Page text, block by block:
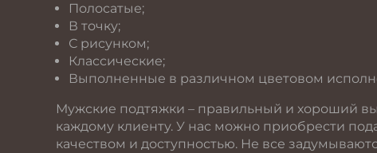
Полосатые;
В точку;
С рисунком;
Классические;
Выполненные в различном цветовом
Мужские подтяжки – правильный и хороший
каждому клиенту. У нас можно приобрести
качеством и доступностью. Не все